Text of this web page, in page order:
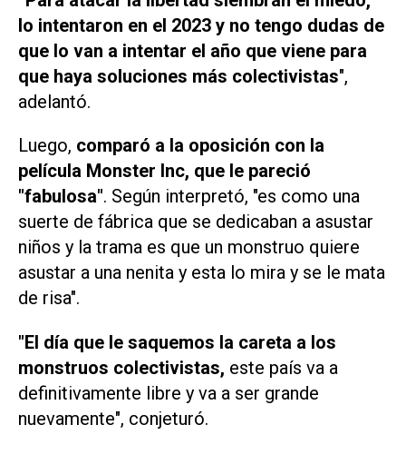
lo intentaron en el 2023 y no tengo dudas de
que lo van a intentar el año que viene para
que haya soluciones más colectivistas",
adelantó.
Luego, comparó a la oposición con la
película Monster Inc, que le pareció
"fabulosa". Según interpretó, "es como una
suerte de fábrica que se dedicaban a asustar
niños y la trama es que un monstruo quiere
asustar a una nenita y esta lo mira y se le mata
de risa".
"El día que le saquemos la careta a los
monstruos colectivistas, este país va a
definitivamente libre y va a ser grande
nuevamente", conjeturó.